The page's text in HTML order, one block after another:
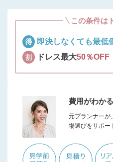
この条件は
即決しなくても最低
ドレス最大50％OFF
費用がわか
元プランナーが
場選びをサポー